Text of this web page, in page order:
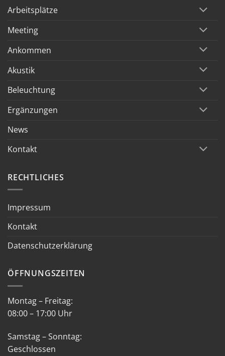
Arbeitsplätze
Meeting
Ankommen
Akustik
Beleuchtung
Ergänzungen
News
Kontakt
RECHTLICHES
Impressum
Kontakt
Datenschutzerklärung
ÖFFNUNGSZEITEN
Montag – Freitag:
08:00 – 17:00 Uhr
Samstag – Sonntag:
Geschlossen